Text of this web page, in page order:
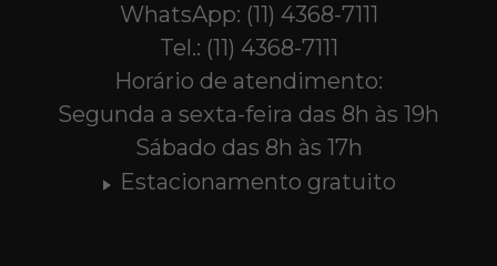
WhatsApp: (11) 4368-7111
Tel.: (11) 4368-7111
Horário de atendimento:
Segunda a sexta-feira das 8h às 19h
Sábado das 8h às 17h
Estacionamento gratuito